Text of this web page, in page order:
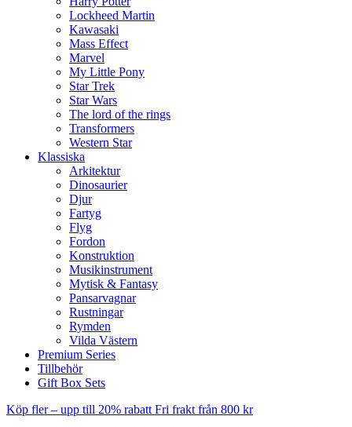
Lockheed Martin
Kawasaki
Mass Effect
Marvel
My Little Pony
Star Trek
Star Wars
The lord of the rings
Transformers
Western Star
Klassiska
Arkitektur
Dinosaurier
Djur
Fartyg
Flyg
Fordon
Konstruktion
Musikinstrument
Mytisk & Fantasy
Pansarvagnar
Rustningar
Rymden
Vilda Västern
Premium Series
Tillbehör
Gift Box Sets
Köp fler – upp till 20% rabattFri frakt från 800 kr